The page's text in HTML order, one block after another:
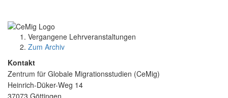
Vergangene Lehrveranstaltungen
Zum Archiv
Kontakt
Zentrum für Globale Migrationsstudien (CeMig)
Heinrich-Düker-Weg 14
37073 Göttingen